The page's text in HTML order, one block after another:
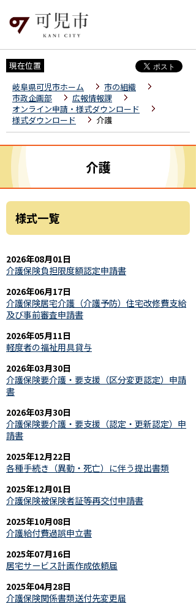
現在位置
岐阜県可児市ホーム
市の組織
市政企画部
広報情報課
オンライン申請・様式ダウンロード
様式ダウンロード
介護
介護
様式一覧
2026年08月01日
介護保険負担限度額認定申請書
2026年06月17日
介護保険居宅介護（介護予防）住宅改修費支給
及び事前審査申請書
2026年05月11日
軽度者の福祉用具貸与
2026年03月30日
介護保険要介護・要支援（区分変更認定）申請
書
2026年03月30日
介護保険要介護・要支援（認定・更新認定）申
請書
2025年12月22日
各種手続き（異動・死亡）に伴う提出書類
2025年12月01日
介護保険被保険者証等再交付申請書
2025年10月08日
介護給付費過誤申立書
2025年07月16日
居宅サービス計画作成依頼届
2025年04月28日
介護保険関係書類送付先変更届